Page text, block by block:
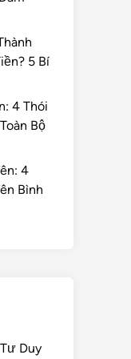
5 Bí
4 Thói
Bộ
4
Bình
Duy